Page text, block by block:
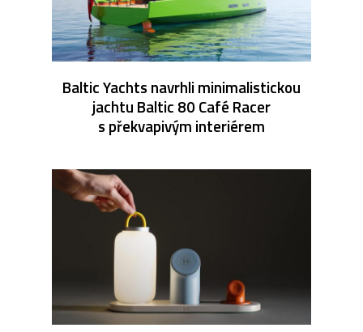
Baltic Yachts navrhli minimalistickou
jachtu Baltic 80 Café Racer
s překvapivým interiérem